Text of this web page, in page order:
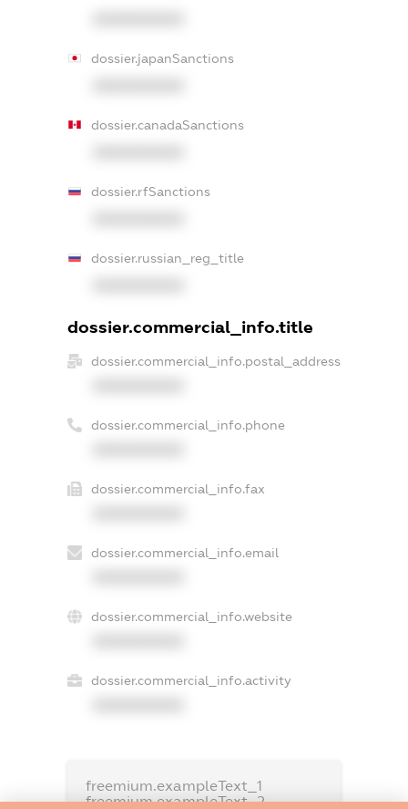
dossier.japanSanctions
dossier.canadaSanctions
dossier.rfSanctions
dossier.russian_reg_title
dossier.commercial_info.title
dossier.commercial_info.postal_address
dossier.commercial_info.phone
dossier.commercial_info.fax
dossier.commercial_info.email
dossier.commercial_info.website
dossier.commercial_info.activity
freemium.exampleText_1
freemium.exampleText_2